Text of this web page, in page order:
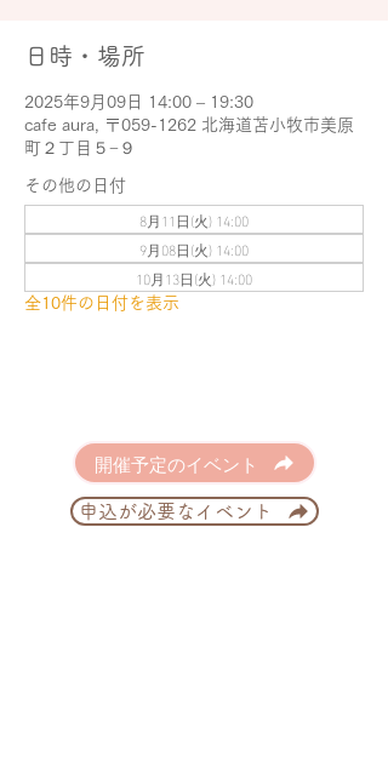
日時・場所
2025年9月09日 14:00 – 19:30
cafe aura, 〒059-1262 北海道苫小牧市美原
町２丁目５−９
その他の日付
8月11日(火) 14:00
9月08日(火) 14:00
10月13日(火) 14:00
全10件の日付を表示
開催予定のイベント
申込が必要なイベント